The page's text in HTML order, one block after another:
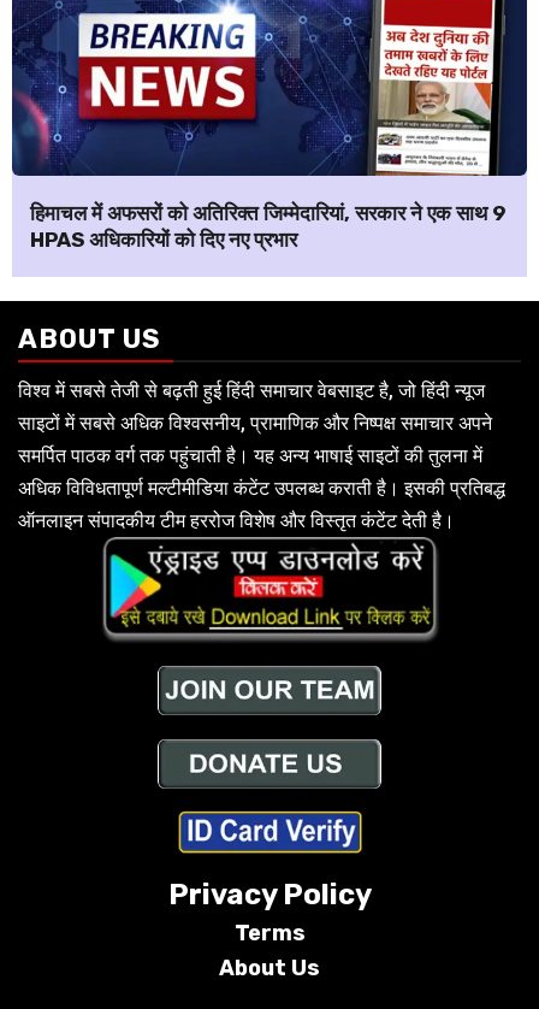
हिमाचल में अफसरों को अतिरिक्त जिम्मेदारियां, सरकार ने एक साथ 9
HPAS अधिकारियों को दिए नए प्रभार
ABOUT US
विश्व में सबसे तेजी से बढ़ती हुई हिंदी समाचार वेबसाइट है, जो हिंदी न्यूज
साइटों में सबसे अधिक विश्वसनीय, प्रामाणिक और निष्पक्ष समाचार अपने
समर्पित पाठक वर्ग तक पहुंचाती है। यह अन्य भाषाई साइटों की तुलना में
अधिक विविधतापूर्ण मल्टीमीडिया कंटेंट उपलब्ध कराती है। इसकी प्रतिबद्ध
ऑनलाइन संपादकीय टीम हररोज विशेष और विस्तृत कंटेंट देती है।
Privacy Policy
Terms
About Us